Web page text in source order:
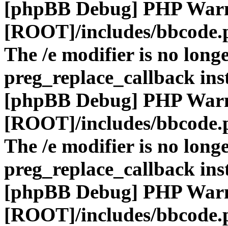
[phpBB Debug] PHP
[ROOT]/includes/
The /e modifier is no
preg_replace_callback
[phpBB Debug] PHP
[ROOT]/includes/
The /e modifier is no
preg_replace_callback
[phpBB Debug] PHP
[ROOT]/includes/